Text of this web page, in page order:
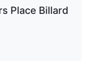
Place Billard